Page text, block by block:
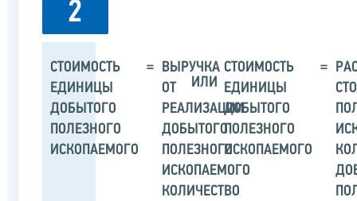
2
СТОИМОСТЬ
ЕДИНИЦЫ
ДОБЫТОГО
ПОЛЕЗНОГО
ИСКОПАЕМОГО
= ВЫРУЧКА
ОТ
РЕАЛИЗАЦИИ
ДОБЫТОГО
ПОЛЕЗНОГО
ИСКОПАЕМОГО
КОЛИЧЕСТВО
ИЛИ
СТОИМОСТЬ
ЕДИНИЦЫ
ДОБЫТОГО
ПОЛЕЗНОГО
ИСКОПАЕМОГО
=